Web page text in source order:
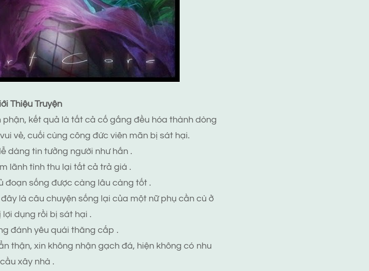
Thiệu Truyện
kết quả là tất cả cố gắng đều hóa thành dòng
vẻ, cuối cùng công đức viên mãn bị sát hại.
dàng tin tưởng người như hắn .
lãnh tình thu lại tất cả trả giá .
đoạn sống được càng lâu càng tốt .
là câu chuyện sống lại của một nữ phụ cần cù ở
dụng rồi bị sát hại .
đánh yêu quái thăng cấp .
thận, xin không nhận gạch đá, hiện không có nhu
cầu xây nhà .